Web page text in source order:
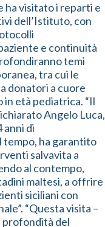
ha visitato i reparti e
dell’Istituto, con
e continuità
temi
tra cui le
donatori a cuore
età pediatrica. “Il
Angelo Luca,
anni di
tempo, ha garantito
salvavita a
al contempo,
maltesi, a offrire
siciliani con
“Questa visita –
profondità del